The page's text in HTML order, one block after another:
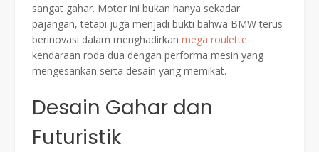
sangat gahar. Motor ini bukan hanya sekadar
pajangan, tetapi juga menjadi bukti bahwa BMW terus
berinovasi dalam menghadirkan mega roulette
kendaraan roda dua dengan performa mesin yang
mengesankan serta desain yang memikat.
Desain Gahar dan
Futuristik